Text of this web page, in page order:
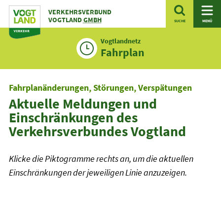
Zum
Inhalt
VERKEHRSVERBUND
VOGTLANDGMBH SUCHE MENÜ
Vogtlandnetz
Fahrplan
Fahrplanänderungen, Störungen, Verspätungen
Aktuelle Meldungen und
Einschränkungen des
Verkehrsverbundes Vogtland
Klicke die Piktogramme rechts an, um die aktuellen
Einschränkungen der jeweiligen Linie anzuzeigen.